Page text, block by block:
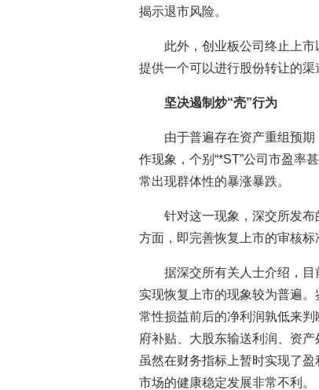
揭示退市风险。
此外，创业板公司终止上
提供一个可以进行股份转让的渠
坚决遏制炒“壳”行为
由于普遍存在资产重组预
作现象，个别“*ST”公司市盈率
常出现群体性的暴涨暴跌。
针对这一现象，深交所发布
方面，即完善恢复上市的审核标
据深交所有关人士介绍，
实现恢复上市的现象较为普遍
常性损益前后的净利润孰低来
府补贴、大股东输送利润、资
虽然在财务指标上暂时实现了
市场的健康稳定发展非常不利。